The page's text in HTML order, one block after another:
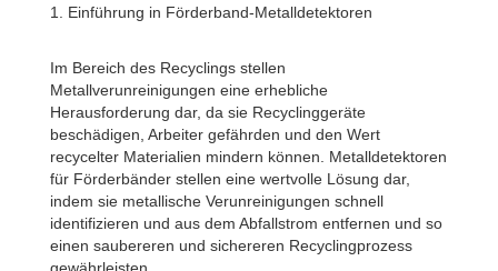
1. Einführung in Förderband-Metalldetektoren
Im Bereich des Recyclings stellen
Metallverunreinigungen eine erhebliche
Herausforderung dar, da sie Recyclinggeräte
beschädigen, Arbeiter gefährden und den Wert
recycelter Materialien mindern können. Metalldetektoren
für Förderbänder stellen eine wertvolle Lösung dar,
indem sie metallische Verunreinigungen schnell
identifizieren und aus dem Abfallstrom entfernen und so
einen saubereren und sichereren Recyclingprozess